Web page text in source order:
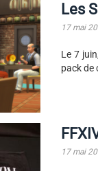
Les
17 mai
Le 7
pack de
17 mai